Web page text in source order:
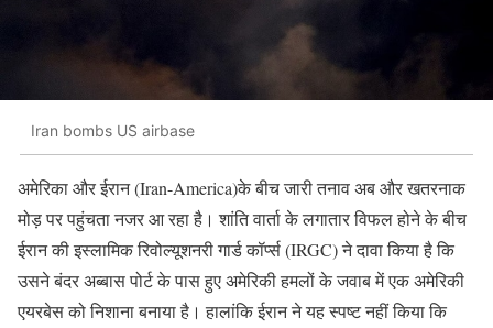
Iran bombs US airbase
अमेरिका और ईरान (Iran-America)के बीच जारी तनाव अब और खतरनाक
मोड़ पर पहुंचता नजर आ रहा है। शांति वार्ता के लगातार विफल होने के बीच
ईरान की इस्लामिक रिवोल्यूशनरी गार्ड कॉर्प्स (IRGC) ने दावा किया है कि
उसने बंदर अब्बास पोर्ट के पास हुए अमेरिकी हमलों के जवाब में एक अमेरिकी
एयरबेस को निशाना बनाया है। हालांकि ईरान ने यह स्पष्ट नहीं किया कि